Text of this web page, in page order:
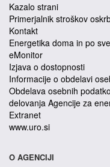
Kazalo strani
Primerjalnik stroškov
Kontakt
Energetika doma in po
eMonitor
Izjava o dostopnosti
Informacije o obdelavi
Obdelava osebnih
delovanja Agencije za
Extranet
www.uro.si
O AGENCIJI